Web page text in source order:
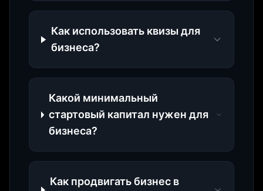
Как использовать квизы для
бизнеса?
Какой минимальный
стартовый капитал нужен для
бизнеса?
Как продвигать бизнес в